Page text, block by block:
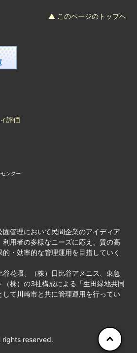
▲ このページのトップへ
評価
ンター
管理において民間企業のアイディア
用者の多様なニーズに応え、質の高
・効率的な管理運用を目指していく
花壇、（株）日比谷アメニス、東急
（株）の3社構成による「生田緑地共同
して川崎市と共に管理運用を行ってい
reserved.